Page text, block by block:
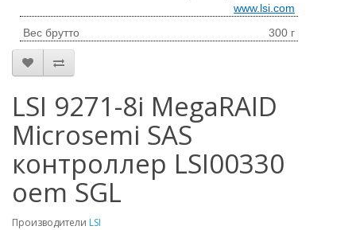
www.lsi.com
Вес брутто
300 г
LSI 9271-8i MegaRAID
Microsemi SAS
контроллер LSI00330
oem SGL
Производители LSI